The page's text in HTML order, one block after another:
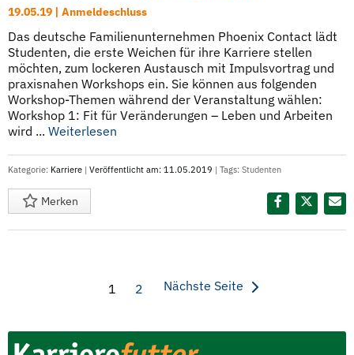
19.05.19 | Anmeldeschluss
Das deutsche Familienunternehmen Phoenix Contact lädt
Studenten, die erste Weichen für ihre Karriere stellen
möchten, zum lockeren Austausch mit Impulsvortrag und
praxisnahen Workshops ein. Sie können aus folgenden
Workshop-Themen während der Veranstaltung wählen:
Workshop 1: Fit für Veränderungen – Leben und Arbeiten
wird ... Weiterlesen
Kategorie: Karriere | Veröffentlicht am: 11.05.2019 | Tags: Studenten
Merken
1 2 Nächste Seite